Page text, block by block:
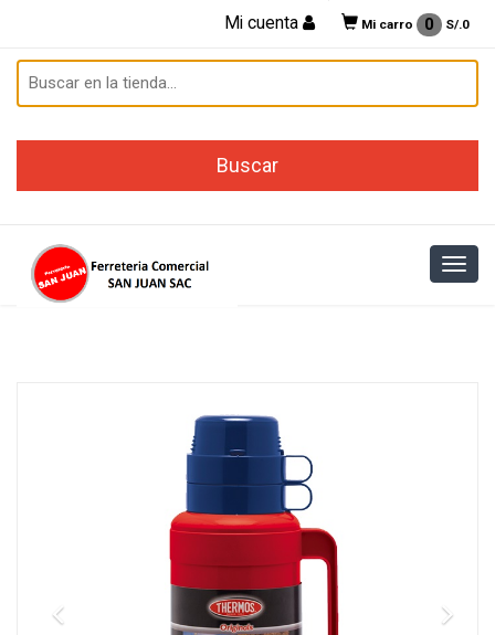
Mi cuenta Mi carro 0 S/.0